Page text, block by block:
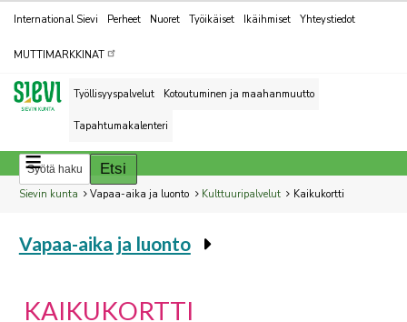
Kohderyhmät
International Sievi Perheet Nuoret Työikäiset Ikäihmiset Yhteystiedot
MUTTIMARKKINAT
Työllisyyspalvelut Kotoutuminen ja maahanmuutto
Tapahtumakalenteri
Breadcrumbs
You
here:
Sievin kunta Vapaa-aika ja luonto Kulttuuripalvelut Kaikukortti
You
Vapaa-aika ja luonto
KAIKUKORTTI